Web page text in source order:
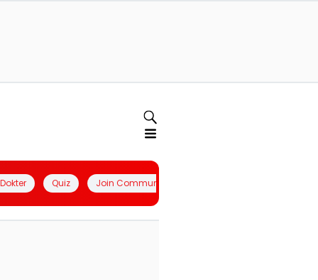
Quiz Join Community